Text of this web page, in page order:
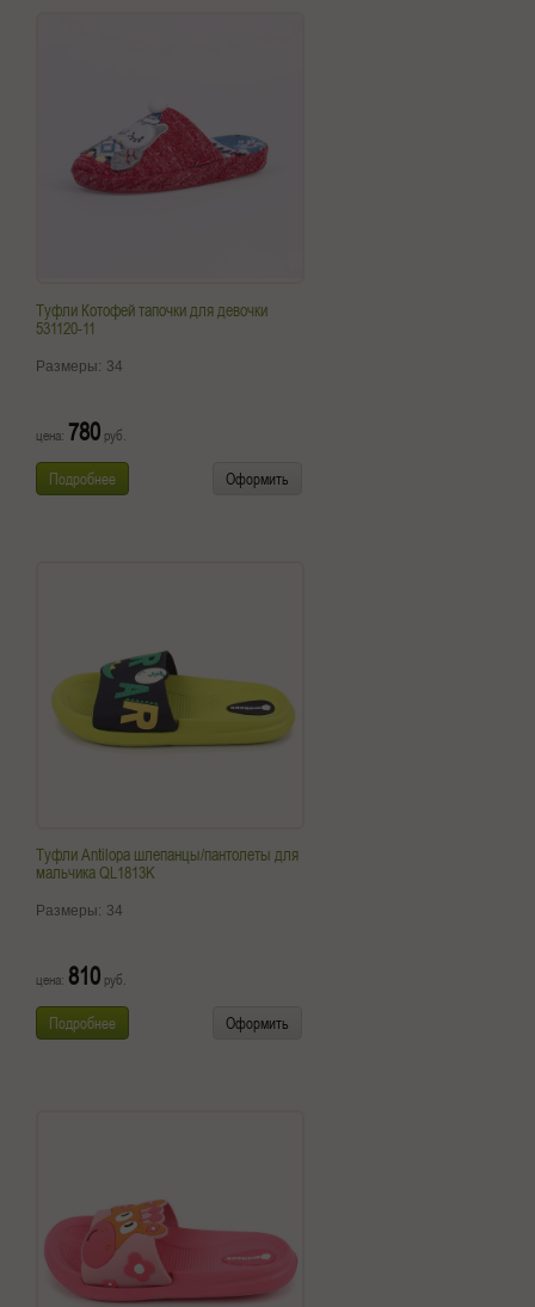
Туфли Котофей тапочки для девочки
531120-11
Размеры: 34
цена: 780 руб.
Подробнее Оформить
Туфли Antilopa шлепанцы/пантолеты для
мальчика QL1813K
Размеры: 34
цена: 810 руб.
Подробнее Оформить